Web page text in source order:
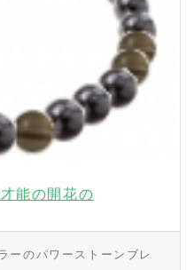
能の開花の
ーのパワーストーンブレ